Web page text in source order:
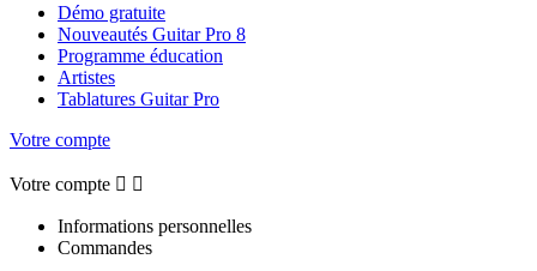
Démo gratuite
Nouveautés Guitar Pro 8
Programme éducation
Artistes
Tablatures Guitar Pro
Votre compte
Votre compte  
Informations personnelles
Commandes